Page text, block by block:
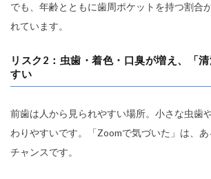
でも、年齢とともに歯周ポケットを持つ割合
れています。
リスク2：虫歯・着色・口臭が増え、「
すい
前歯は人から見られやすい場所。小さな虫歯
わりやすいです。「Zoomで気づいた」は、あ
チャンスです。